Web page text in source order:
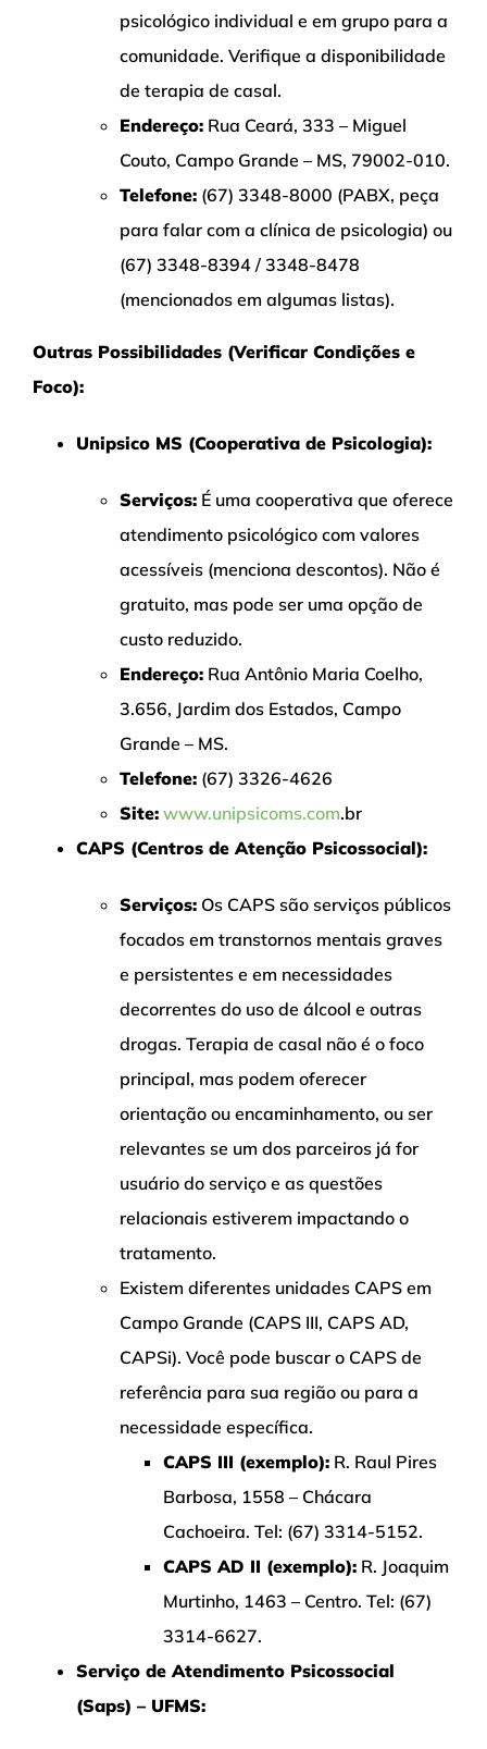
psicológico individual e em grupo para a
comunidade. Verifique a disponibilidade
de terapia de casal.
Endereço: Rua Ceará, 333 – Miguel
Couto, Campo Grande – MS, 79002-010.
Telefone: (67) 3348-8000 (PABX, peça
para falar com a clínica de psicologia) ou
(67) 3348-8394 / 3348-8478
(mencionados em algumas listas).
Outras Possibilidades (Verificar Condições e
Foco):
Unipsico MS (Cooperativa de Psicologia):
Serviços: É uma cooperativa que oferece
atendimento psicológico com valores
acessíveis (menciona descontos). Não é
gratuito, mas pode ser uma opção de
custo reduzido.
Endereço: Rua Antônio Maria Coelho,
3.656, Jardim dos Estados, Campo
Grande – MS.
Telefone: (67) 3326-4626
Site: www.unipsicoms.com.br
CAPS (Centros de Atenção Psicossocial):
Serviços: Os CAPS são serviços públicos
focados em transtornos mentais graves
e persistentes e em necessidades
decorrentes do uso de álcool e outras
drogas. Terapia de casal não é o foco
principal, mas podem oferecer
orientação ou encaminhamento, ou ser
relevantes se um dos parceiros já for
usuário do serviço e as questões
relacionais estiverem impactando o
tratamento.
Existem diferentes unidades CAPS em
Campo Grande (CAPS III, CAPS AD,
CAPSi). Você pode buscar o CAPS de
referência para sua região ou para a
necessidade específica.
CAPS III (exemplo): R. Raul Pires
Barbosa, 1558 – Chácara
Cachoeira. Tel: (67) 3314-5152.
CAPS AD II (exemplo): R. Joaquim
Murtinho, 1463 – Centro. Tel: (67)
3314-6627.
Serviço de Atendimento Psicossocial
(Saps) – UFMS: